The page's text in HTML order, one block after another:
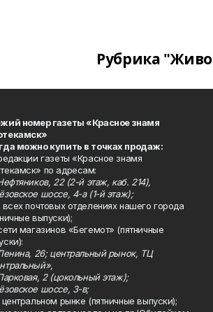
Рубрика
номер газеты «Красное знамя
можно купить в точках продаж:
газеты «Красное знамя
по адресам:
22 (2-й этаж, каб. 214),
шоссе, 4-а (1-й этаж);
всех почтовых отделениях нашего города
выпуски);
магазинов «Бегемот» (пятничные
26; центральный рынок, ТЦ
2 (цокольный этаж);
шоссе, 3-в;
рынке (пятничные выпуски);